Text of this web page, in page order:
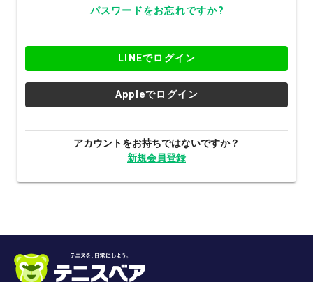
パスワードをお忘れですか?
LINEでログイン
Appleでログイン
アカウントをお持ちではないですか？
新規会員登録